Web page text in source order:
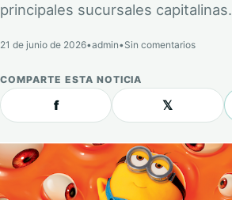
principales sucursales capitalinas.
21 de junio de 2026•admin•Sin comentarios
COMPARTE ESTA NOTICIA
f 𝕏